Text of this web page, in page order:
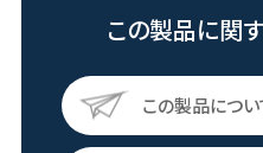
この製品に関
この製品につ